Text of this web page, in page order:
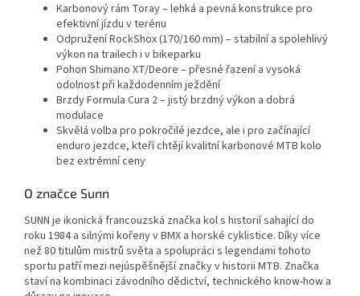
Karbonový rám Toray – lehká a pevná konstrukce pro
efektivní jízdu v terénu
Odpružení RockShox (170/160 mm) – stabilní a spolehlivý
výkon na trailech i v bikeparku
Pohon Shimano XT/Deore – přesné řazení a vysoká
odolnost při každodenním ježdění
Brzdy Formula Cura 2 – jistý brzdný výkon a dobrá
modulace
Skvělá volba pro pokročilé jezdce, ale i pro začínající
enduro jezdce, kteří chtějí kvalitní karbonové MTB kolo
bez extrémní ceny
O značce Sunn
SUNN je ikonická francouzská značka kol s historií sahající do
roku 1984 a silnými kořeny v BMX a horské cyklistice. Díky více
než 80 titulům mistrů světa a spolupráci s legendami tohoto
sportu patří mezi nejúspěšnější značky v historii MTB. Značka
staví na kombinaci závodního dědictví, technického know-how a